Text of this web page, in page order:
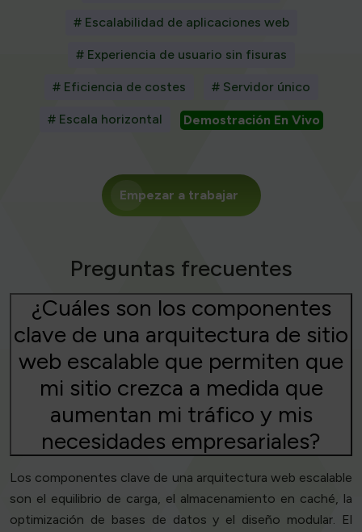
# Escalabilidad de aplicaciones web
# Experiencia de usuario sin fisuras
# Eficiencia de costes # Servidor único
# Escala horizontal Demostración En Vivo
Empezar a trabajar
Preguntas frecuentes
¿Cuáles son los componentes
clave de una arquitectura de sitio
web escalable que permiten que
mi sitio crezca a medida que
aumentan mi tráfico y mis
necesidades empresariales?
Los componentes clave de una arquitectura web escalable
son el equilibrio de carga, el almacenamiento en caché, la
optimización de bases de datos y el diseño modular. El